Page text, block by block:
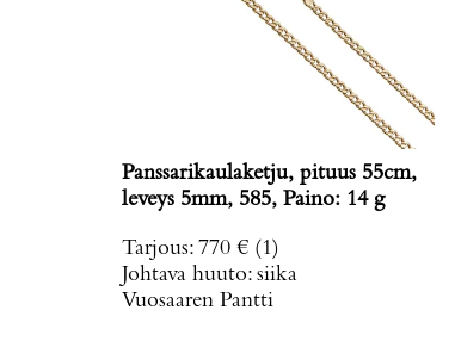
Panssarikaulaketju, pituus 55cm,
leveys 5mm, 585, Paino: 14 g
Tarjous: 770 € (1)
Johtava huuto: siika
Vuosaaren Pantti